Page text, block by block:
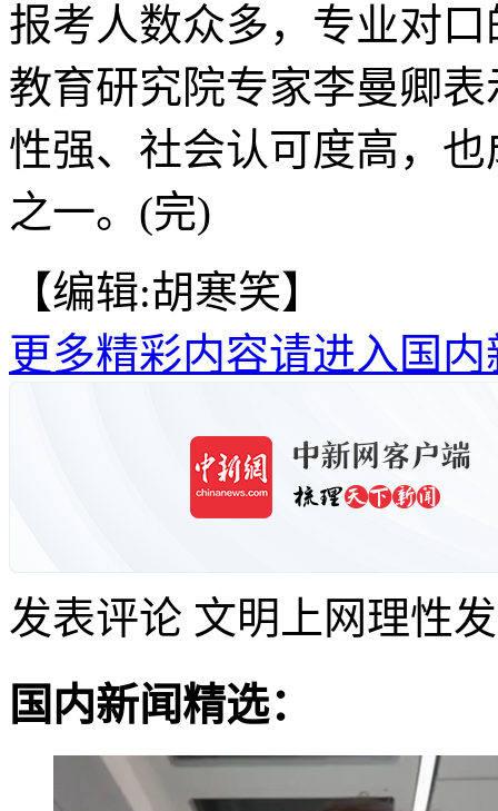
报考人数众多，专业对
教育研究院专家李曼卿
性强、社会认可度高，
之一。(完)
【编辑:胡寒笑】
更多精彩内容请进入国内
发表评论 文明上网理性
国内新闻精选：